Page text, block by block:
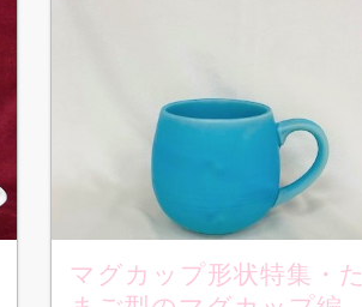
マグカップ形状特集・た